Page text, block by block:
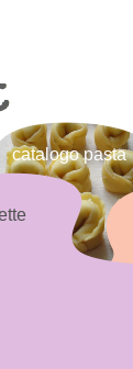
catalogo pasta